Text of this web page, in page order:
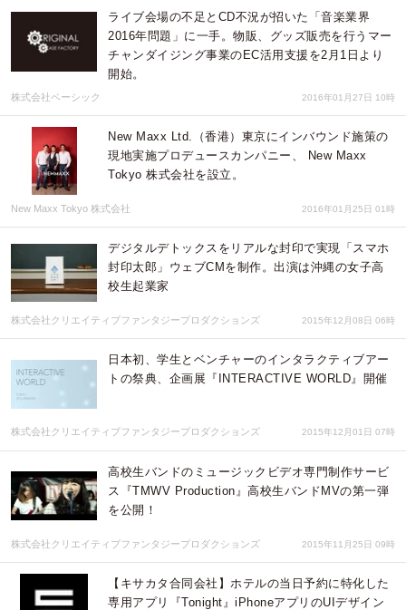
ライブ会場の不足とCD不況が招いた「音楽業界
2016年問題」に一手。物販、グッズ販売を行うマー
チャンダイジング事業のEC活用支援を2月1日より
開始。
株式会社ベーシック 2016年01月27日 10時
New Maxx Ltd.（香港）東京にインバウンド施策の
現地実施プロデュースカンパニー、 New Maxx
Tokyo 株式会社を設立。
New Maxx Tokyo 株式会社 2016年01月25日 01時
デジタルデトックスをリアルな封印で実現「スマホ
封印太郎」ウェブCMを制作。出演は沖縄の女子高
校生起業家
株式会社クリエイティブファンタジープロダクションズ 2015年12月08日 06時
日本初、学生とベンチャーのインタラクティブアー
トの祭典、企画展『INTERACTIVE WORLD』開催
株式会社クリエイティブファンタジープロダクションズ 2015年12月01日 07時
高校生バンドのミュージックビデオ専門制作サービ
ス『TMWV Production』高校生バンドMVの第一弾
を公開！
株式会社クリエイティブファンタジープロダクションズ 2015年11月25日 09時
【キサカタ合同会社】ホテルの当日予約に特化した
専用アプリ『Tonight』iPhoneアプリのUIデザイン